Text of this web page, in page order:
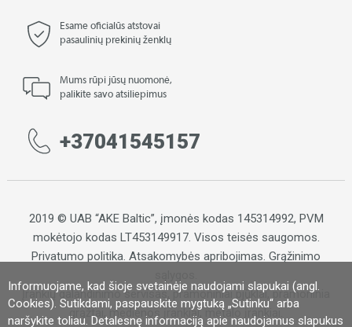
Informuojame, kad šioje svetainėje naudojami slapukai (angl.
Cookies). Sutikdami, paspauskite mygtuką „Sutinku“ arba
naršykite toliau. Detalesnę informaciją apie naudojamus slapukus
Esame oficialūs atstovai
pasaulinių prekinių ženklų
Mums rūpi jūsų nuomonė,
palikite savo atsiliepimus
+37041545157
2019 © UAB “AKE Baltic”, įmonės kodas 145314992, PVM
mokėtojo kodas LT453149917. Visos teisės saugomos.
Privatumo politika. Atsakomybės apribojimas. Grąžinimo
Įrankių galandinimo servisas, pramoniniai pjūklai, pramoninia
grąžtai, medienos įrankiai, metalo įrankiai.